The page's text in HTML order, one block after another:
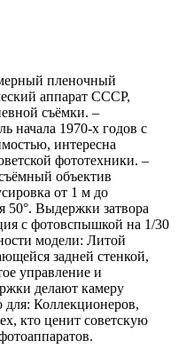
пленочный
аппарат СССР,
съёмки. –
начала 1970-х годов с
интересна
фототехники. –
объектив
от 1 м до
50°. Выдержки затвора
с фотовспышкой на 1/30
модели: Литой
задней стенкой,
управление и
делают камеру
для: Коллекционеров,
кто ценит советскую